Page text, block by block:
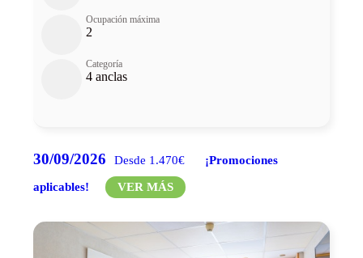
Ocupación máxima
2
Categoría
4 anclas
30/09/2026 Desde 1.470€ ¡Promociones
aplicables! VER MÁS